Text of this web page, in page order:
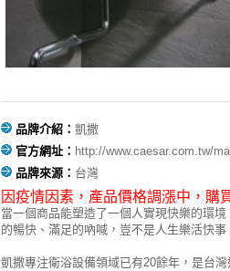
品牌介紹： 凱撒
官方網址： http://www.caesar.com.tw/
品牌來源： 台灣
因疫情因素， 產品價格調漲中，購
當一個商品能塑造了一個人實現快樂的環
的暢快、滿足的吶喊，豈不是人生樂活快
凱撒專注衛浴設備領域已有20餘年，是台